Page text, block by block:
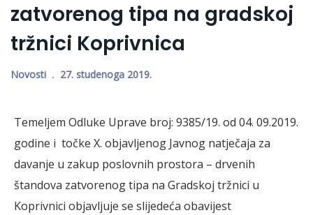
zatvorenog tipa na gradskoj
tržnici Koprivnica
Novosti 27. studenoga 2019.
Temeljem Odluke Uprave broj: 9385/19. od 04. 09.2019.
godine i točke X. objavljenog Javnog natječaja za
davanje u zakup poslovnih prostora – drvenih
štandova zatvorenog tipa na Gradskoj tržnici u
Koprivnici objavljuje se slijedeća obavijest